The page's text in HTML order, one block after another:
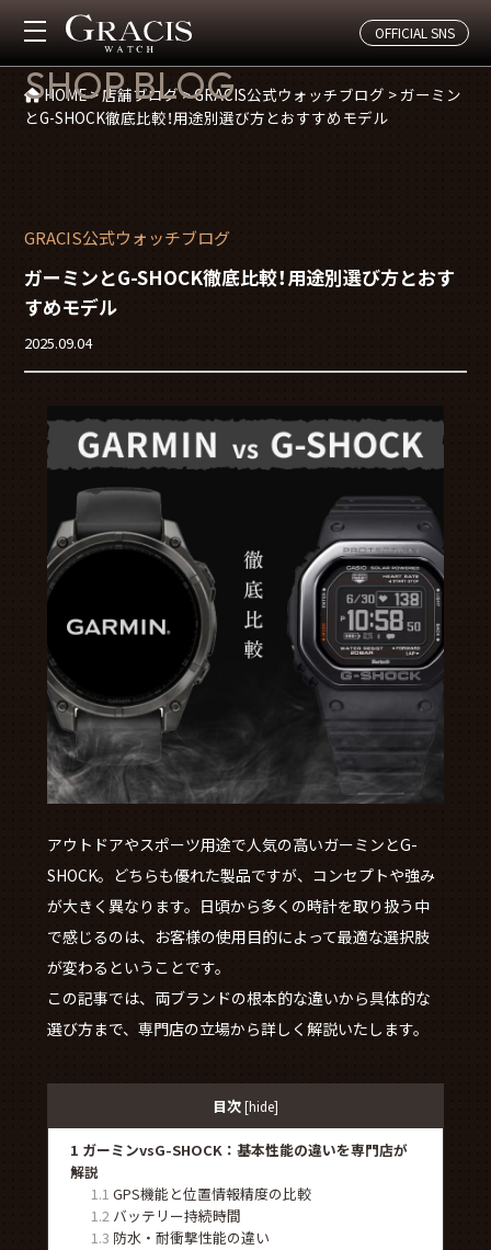
OFFICIAL SNS
店舗ブログ
SHOP BLOG
HOME>店舗ブログ>GRACIS公式ウォッチブログ > ガーミン
とG-SHOCK徹底比較！用途別選び方とおすすめモデル
GRACIS公式ウォッチブログ
ガーミンとG-SHOCK徹底比較！用途別選び方とおす
すめモデル
2025.09.04
アウトドアやスポーツ用途で人気の高いガーミンとG-
SHOCK。どちらも優れた製品ですが、コンセプトや強み
が大きく異なります。日頃から多くの時計を取り扱う中
で感じるのは、お客様の使用目的によって最適な選択肢
が変わるということです。
この記事では、両ブランドの根本的な違いから具体的な
選び方まで、専門店の立場から詳しく解説いたします。
目次 [hide]
1 ガーミンvsG-SHOCK：基本性能の違いを専門店が
解説
1.1 GPS機能と位置情報精度の比較
1.2バッテリー持続時間
1.3 防水・耐衝撃性能の違い